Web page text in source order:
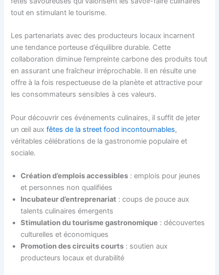
tout en stimulant le tourisme.
Les partenariats avec des producteurs locaux incarnent
une tendance porteuse d’équilibre durable. Cette
collaboration diminue l’empreinte carbone des produits tout
en assurant une fraîcheur irréprochable. Il en résulte une
offre à la fois respectueuse de la planète et attractive pour
les consommateurs sensibles à ces valeurs.
Pour découvrir ces événements culinaires, il suffit de jeter
un œil auxfêtes de la street food incontournables,
véritables célébrations de la gastronomie populaire et
sociale.
Création d’emplois accessibles : emplois pour jeunes
et personnes non qualifiées
Incubateur d’entreprenariat : coups de pouce aux
talents culinaires émergents
Stimulation du tourisme gastronomique : découvertes
culturelles et économiques
Promotion des circuits courts : soutien aux
producteurs locaux et durabilité